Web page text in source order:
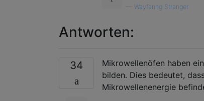
Wayfaring Stranger
Antworten:
34
Mikrowellenöfen haben
bilden. Dies bedeutet,
Mikrowellenenergie